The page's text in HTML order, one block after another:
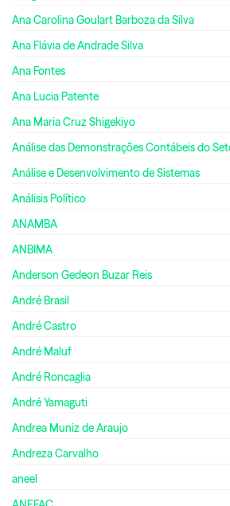
Ana Carolina Goulart Barboza da Silva
Ana Flávia de Andrade Silva
Ana Fontes
Ana Lucia Patente
Ana Maria Cruz Shigekiyo
Análise das Demonstrações Contábeis do
Análise e Desenvolvimento de Sistemas
Análisis Político
ANAMBA
ANBIMA
Anderson Gedeon Buzar Reis
André Brasil
André Castro
André Maluf
André Roncaglia
André Yamaguti
Andrea Muniz de Araujo
Andreza Carvalho
aneel